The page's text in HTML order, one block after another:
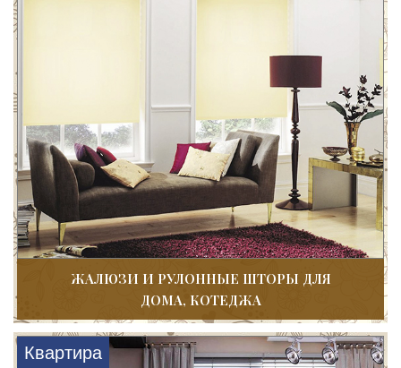
ЖАЛЮЗИ И РУЛОННЫЕ ШТОРЫ ДЛЯ
ДОМА, КОТЕДЖА
Квартира